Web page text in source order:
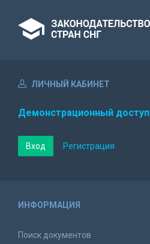
ЛИЧНЫЙ КАБИНЕТ
Демонстрационный доступ
Вход Регистрация
ИНФОРМАЦИЯ
Поиск документов